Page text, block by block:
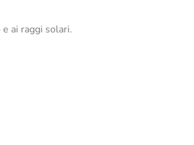
ai raggi solari.